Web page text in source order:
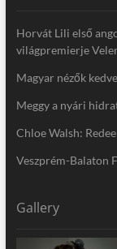
Horvát Lili első
világpremierje
Magyar nézők
Meggy a nyári
Chloe Walsh:
Veszprém-Balaton
Gallery